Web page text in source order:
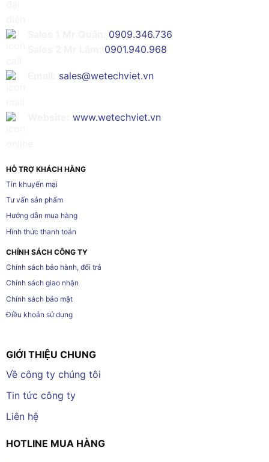
0909.346.736
0901.940.968
sales@wetechviet.vn
www.wetechviet.vn
HỖ TRỢ KHÁCH HÀNG
Tin khuyến mại
Tư vấn sản phẩm
Hướng dẫn mua hàng
Hình thức thanh toán
CHÍNH SÁCH CÔNG TY
Chính sách bảo hành, đổi trả
Chính sách giao nhận
Chính sách bảo mật
Điều khoản sử dụng
GIỚI THIỆU CHUNG
Về công ty chúng tôi
Tin tức công ty
Liên hệ
HOTLINE MUA HÀNG